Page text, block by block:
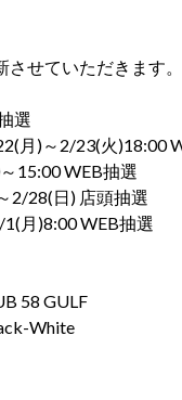
せていただきます。
選
月)～2/23(火)18:00
15:00 WEB抽選
2/28(日) 店頭抽選
月)8:00 WEB抽選
58 GULF
White